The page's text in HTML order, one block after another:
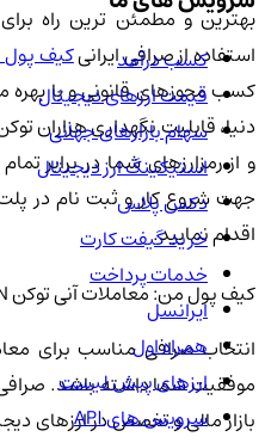
استفاده از صرافی ایرانیکیف پول
کسب مجوزهای قانونی و با بهره
و از رمزارزهای شما در برابر
جهت شروع کار و ثبت نام در
اقدام نمایید.
کیف پول من: معاملات آنی توکن CROWN با کمترین کارمزد در ایران
انتخاب صرافی مناسب برای
موفقیت شما داشته باشد.
بازار مالی و تخصص در ارزهای
کسب درآمد
قیمت ارزهای دیجیتال
سهام بازارهای جهانی
استیکینگ ارز دیجیتال
دکس پلاس
خرید گیفت کارت
خدمات پرداخت
ایرانسل
همراه اول
ارزهای پیش لیست
سرویس های API